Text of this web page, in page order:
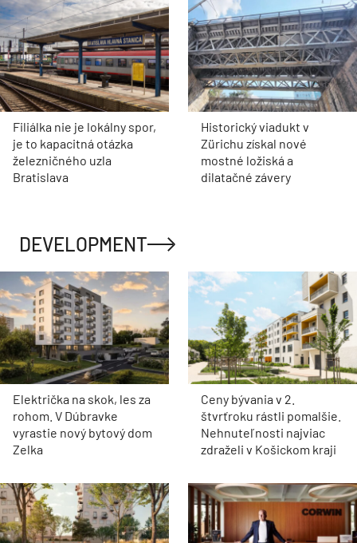
Filiálka nie je lokálny spor,
je to kapacitná otázka
železničného uzla
Bratislava
Historický viadukt v
Zürichu získal nové
mostné ložiská a
dilatačné závery
DEVELOPMENT
Električka na skok, les za
rohom. V Dúbravke
vyrastie nový bytový dom
Zelka
Ceny bývania v 2.
štvrťroku rástli pomalšie.
Nehnuteľnosti najviac
zdraželi v Košickom kraji